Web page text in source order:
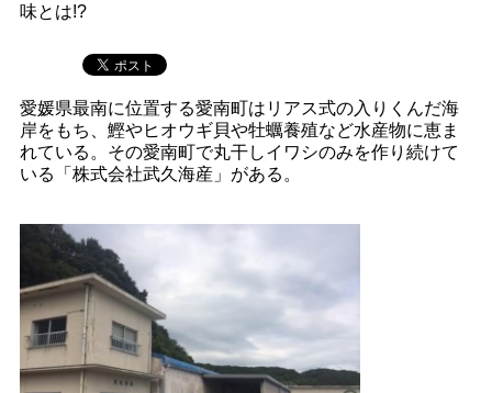
味とは!?
愛媛県最南に位置する愛南町はリアス式の入りくんだ海
岸をもち、鰹やヒオウギ貝や牡蠣養殖など水産物に恵ま
れている。その愛南町で丸干しイワシのみを作り続けて
いる「株式会社武久海産」がある。